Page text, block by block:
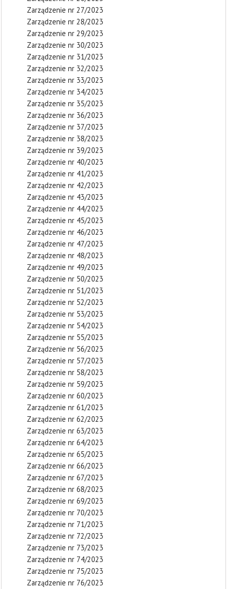
Zarządzenie nr 27/2023
Zarządzenie nr 28/2023
Zarządzenie nr 29/2023
Zarządzenie nr 30/2023
Zarządzenie nr 31/2023
Zarządzenie nr 32/2023
Zarządzenie nr 33/2023
Zarządzenie nr 34/2023
Zarządzenie nr 35/2023
Zarządzenie nr 36/2023
Zarządzenie nr 37/2023
Zarządzenie nr 38/2023
Zarządzenie nr 39/2023
Zarządzenie nr 40/2023
Zarządzenie nr 41/2023
Zarządzenie nr 42/2023
Zarządzenie nr 43/2023
Zarządzenie nr 44/2023
Zarządzenie nr 45/2023
Zarządzenie nr 46/2023
Zarządzenie nr 47/2023
Zarządzenie nr 48/2023
Zarządzenie nr 49/2023
Zarządzenie nr 50/2023
Zarządzenie nr 51/2023
Zarządzenie nr 52/2023
Zarządzenie nr 53/2023
Zarządzenie nr 54/2023
Zarządzenie nr 55/2023
Zarządzenie nr 56/2023
Zarządzenie nr 57/2023
Zarządzenie nr 58/2023
Zarządzenie nr 59/2023
Zarządzenie nr 60/2023
Zarządzenie nr 61/2023
Zarządzenie nr 62/2023
Zarządzenie nr 63/2023
Zarządzenie nr 64/2023
Zarządzenie nr 65/2023
Zarządzenie nr 66/2023
Zarządzenie nr 67/2023
Zarządzenie nr 68/2023
Zarządzenie nr 69/2023
Zarządzenie nr 70/2023
Zarządzenie nr 71/2023
Zarządzenie nr 72/2023
Zarządzenie nr 73/2023
Zarządzenie nr 74/2023
Zarządzenie nr 75/2023
Zarządzenie nr 76/2023